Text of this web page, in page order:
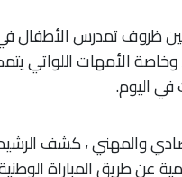
ظروف تمدرس
وخاصة الأمهات اللواتي